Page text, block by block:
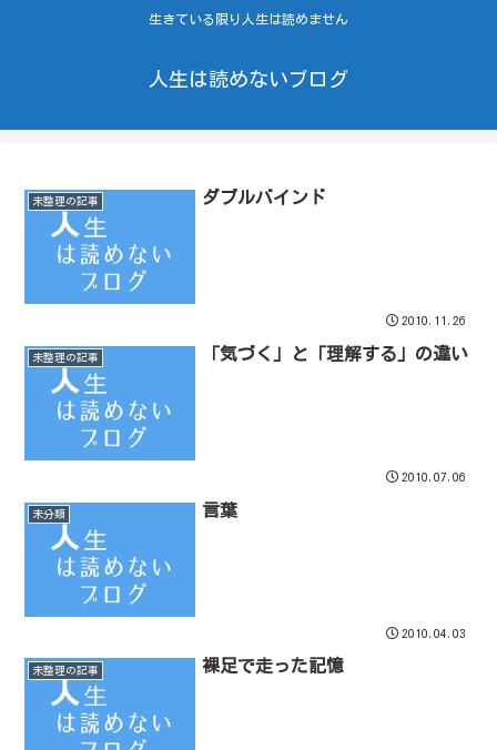
生きている限り人生は読めません
人生は読めないブログ
未整理の記事 ダブルバインド
2010.11.26
未整理の記事 「気づく」と「理解する」の違い
2010.07.06
未分類 言葉
2010.04.03
未整理の記事 裸足で走った記憶